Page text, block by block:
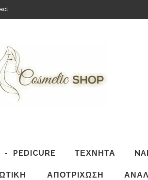
- PEDICURE ΤΕΧΝΗΤΆ
ΑΠΟΤΡΊΧΩΣΗ